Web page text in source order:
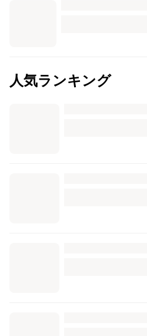
人気ランキング